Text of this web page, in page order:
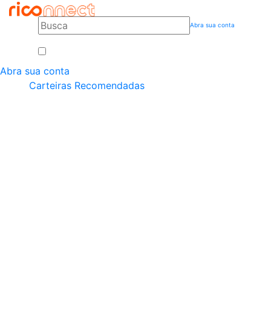
Abra sua conta
Abra sua conta
Carteiras Recomendadas